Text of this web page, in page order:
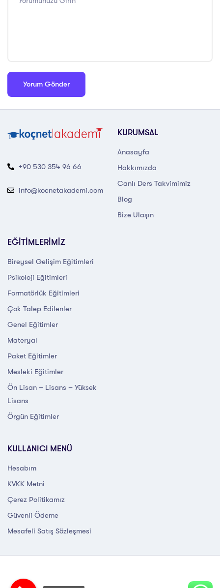
+90 530 354 96 66
info@kocnetakademi.com
KURUMSAL
Anasayfa
Hakkımızda
Canlı Ders Takvimimiz
Blog
Bize Ulaşın
EĞİTİMLERİMİZ
Bireysel Gelişim Eğitimleri
Psikoloji Eğitimleri
Formatörlük Eğitimleri
Çok Talep Edilenler
Genel Eğitimler
Materyal
Paket Eğitimler
Mesleki Eğitimler
Ön Lisan – Lisans – Yüksek
Lisans
Örgün Eğitimler
KULLANICI MENÜ
Hesabım
KVKK Metni
Çerez Politikamız
Güvenli Ödeme
Mesafeli Satış Sözleşmesi